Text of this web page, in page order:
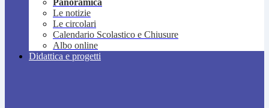
Panoramica
Le notizie
Le circolari
Calendario Scolastico e Chiusure
Albo online
Didattica e progetti